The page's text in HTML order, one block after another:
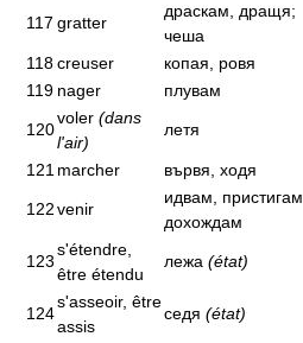
117 gratter
драскам, дращя;
чеша
118creuser копая, ровя
119 nager плувам
120
voler (dans
l'air)
летя
121 marcher вървя, ходя
122venir
идвам, пристигам,
дохождам
123
s'étendre,
être étendu
лежа (état)
124
s'asseoir, être
assis
седя (état)